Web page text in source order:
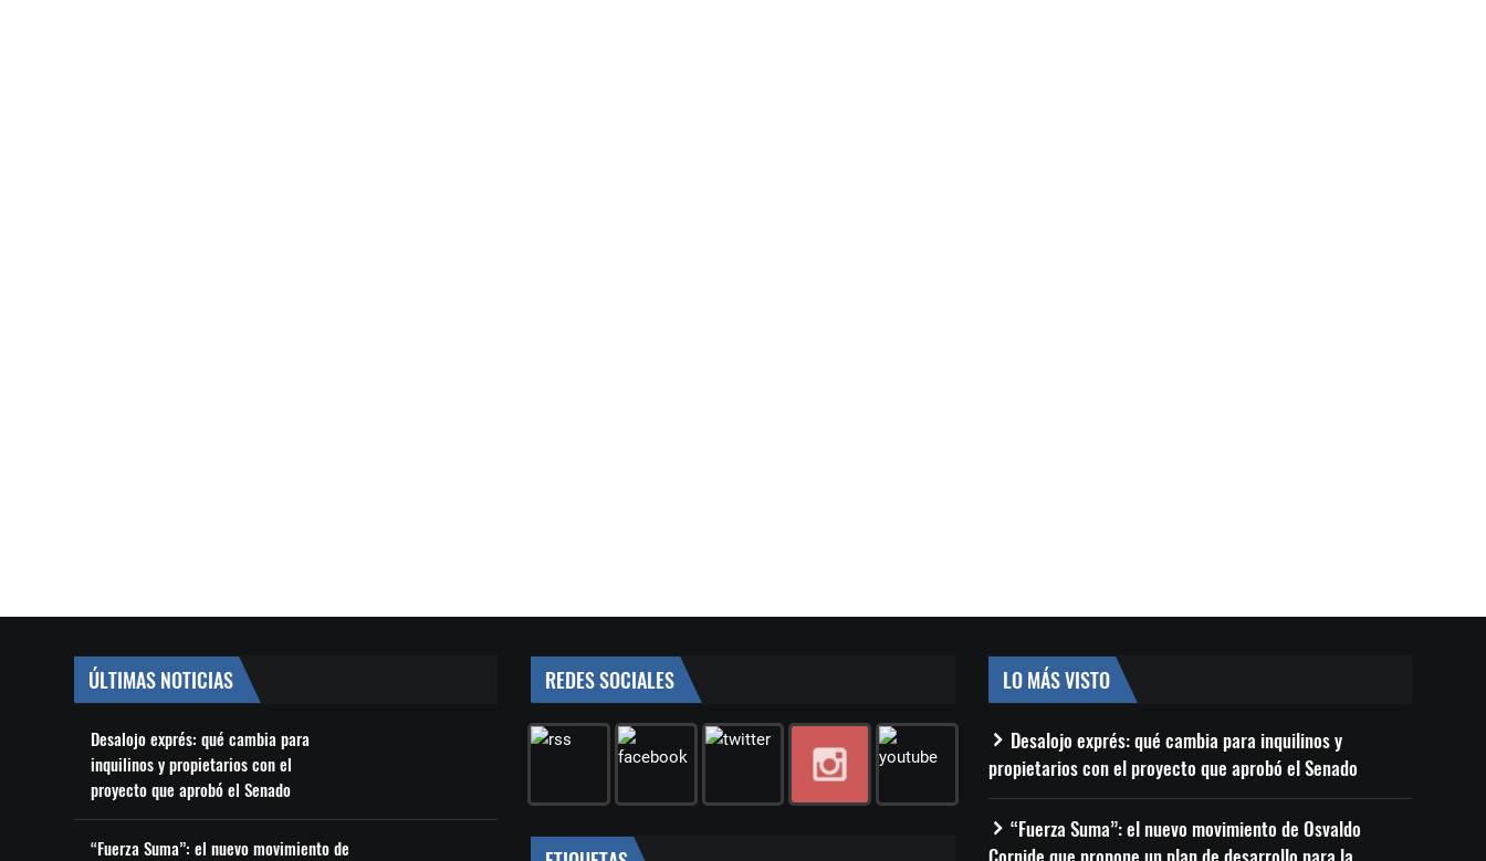
ÚLTIMAS NOTICIAS
Desalojo exprés: qué cambia para
inquilinos y propietarios con el
proyecto que aprobó el Senado
“Fuerza Suma”: el nuevo movimiento de
REDES SOCIALES LO MÁS VISTO
Desalojo exprés: qué cambia para inquilinos y
propietarios con el proyecto que aprobó el Senado
“Fuerza Suma”: el nuevo movimiento de Osvaldo